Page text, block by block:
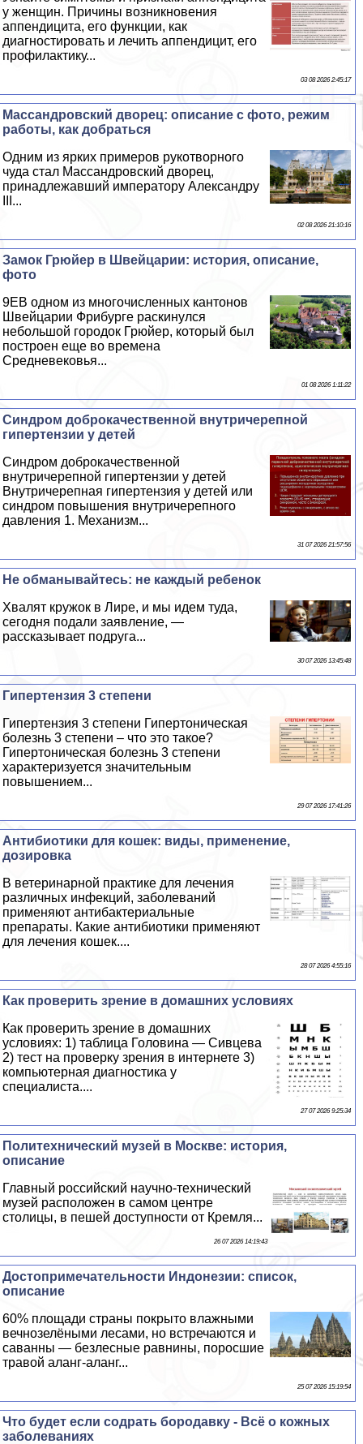
у женщин. Причины возникновения
аппендицита, его функции, как
диагностировать и лечить аппендицит, его
профилактику...
03 08 2026 2:45:17
Массандровский дворец: описание с фото, режим
работы, как добраться
Одним из ярких примеров рукотворного
чуда стал Массандровский дворец,
принадлежавший императору Александру
III...
02 08 2026 21:10:16
Замок Грюйер в Швейцарии: история, описание,
фото
9EВ одном из многочисленных кантонов
Швейцарии Фрибурге раскинулся
небольшой городок Грюйер, который был
построен еще во времена
Средневековья...
01 08 2026 1:11:22
Синдром доброкачественной внутричерепной
гипертензии у детей
Синдром доброкачественной
внутричерепной гипертензии у детей
Внутричерепная гипертензия у детей или
синдром повышения внутричерепного
давления 1. Механизм...
31 07 2026 21:57:56
Не обманывайтесь: не каждый ребенок
Хвалят кружок в Лире, и мы идем туда,
сегодня подали заявление, —
рассказывает подруга...
30 07 2026 13:45:48
Гипертензия 3 степени
Гипертензия 3 степени Гипертоническая
болезнь 3 степени – что это такое?
Гипертоническая болезнь 3 степени
хаpaктеризуется значительным
повышением...
29 07 2026 17:41:26
Антибиотики для кошек: виды, применение,
дозировка
В ветеринарной пpaктике для лечения
различных инфекций, заболеваний
применяют антибактериальные
препараты. Какие антибиотики применяют
для лечения кошек....
28 07 2026 4:55:16
Как проверить зрение в домашних условиях
Как проверить зрение в домашних
условиях: 1) таблица Головина — Сивцева
2) тест на проверку зрения в интернете 3)
компьютерная диагностика у
специалиста....
27 07 2026 9:25:34
Политехнический музей в Москве: история,
описание
Главный российский научно-технический
музей расположен в самом центре
столицы, в пешей доступности от Кремля...
26 07 2026 14:19:43
Достопримечательности Индонезии: список,
описание
60% площади страны покрыто влажными
вечнозелёными лесами, но встречаются и
саванны — безлесные равнины, поросшие
травой аланг-аланг...
25 07 2026 15:19:54
Что будет если содрать бородавку - Всё о кожных
заболеваниях